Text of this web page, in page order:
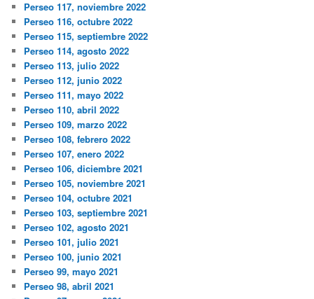
Perseo 117, noviembre 2022
Perseo 116, octubre 2022
Perseo 115, septiembre 2022
Perseo 114, agosto 2022
Perseo 113, julio 2022
Perseo 112, junio 2022
Perseo 111, mayo 2022
Perseo 110, abril 2022
Perseo 109, marzo 2022
Perseo 108, febrero 2022
Perseo 107, enero 2022
Perseo 106, diciembre 2021
Perseo 105, noviembre 2021
Perseo 104, octubre 2021
Perseo 103, septiembre 2021
Perseo 102, agosto 2021
Perseo 101, julio 2021
Perseo 100, junio 2021
Perseo 99, mayo 2021
Perseo 98, abril 2021